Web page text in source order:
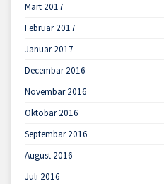
Mart 2017
Februar 2017
Januar 2017
Decembar 2016
Novembar 2016
Oktobar 2016
Septembar 2016
August 2016
Juli 2016